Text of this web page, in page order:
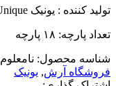
توليد کننده : یونیک Unique
تعداد پارچه: ۱۸ پارچه
شناسه محصول: نامعلوم
فروشگاه آرش, یونیک